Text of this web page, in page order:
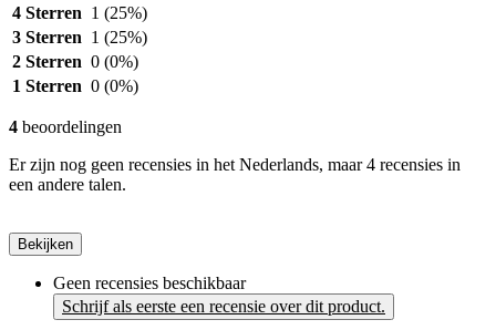
4 Sterren 1 (25%)
3 Sterren 1 (25%)
2 Sterren 0 (0%)
1 Sterren 0 (0%)
4 beoordelingen
Er zijn nog geen recensies in het Nederlands, maar 4 recensies in
een andere talen.
Bekijken
Geen recensies beschikbaar
Schrijf als eerste een recensie over dit product.